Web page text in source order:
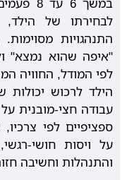
לבחירתו של הילד,
התנהגויות
"איפה שהוא נמצא"
לפי המודל, החוויה
הילד לרכוש יכולות
עבודה חצי-מובנית
ספציפיים לפי
על ויסות חושי-
והתנהלות וחשיבה